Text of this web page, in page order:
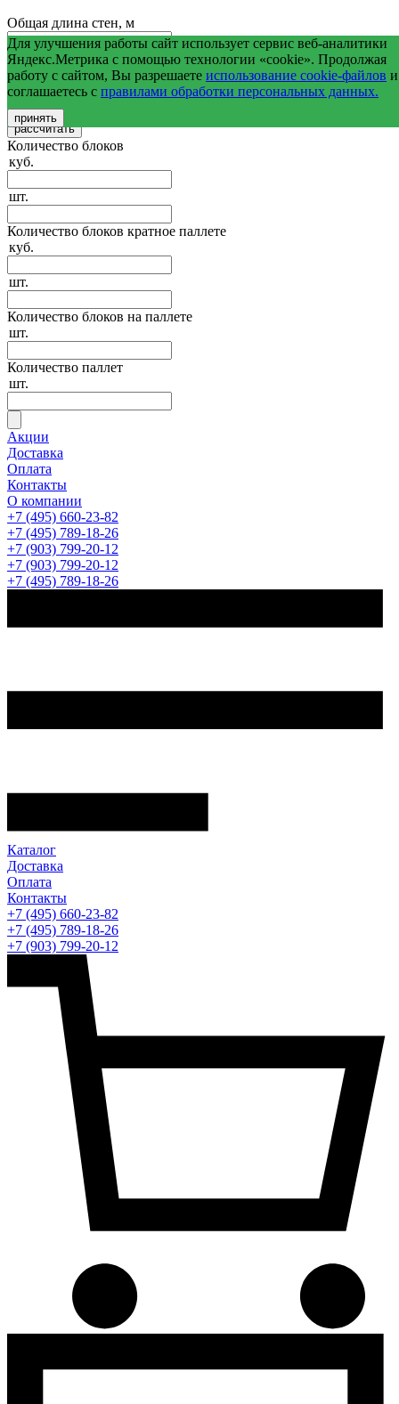
Общая длина стен, м
Средняя высота стен, м
Общая площадь оконных и дверных проемов, м2
Количество блоков
куб.
шт.
Количество блоков кратное паллете
куб.
шт.
Количество блоков на паллете
шт.
Количество паллет
шт.
Акции
Доставка
Оплата
Контакты
О компании
+7 (495) 660-23-82
+7 (495) 789-18-26
+7 (903) 799-20-12
+7 (903) 799-20-12
+7 (495) 789-18-26
Каталог
Доставка
Оплата
Контакты
+7 (495) 660-23-82
+7 (495) 789-18-26
+7 (903) 799-20-12
Для улучшения работы сайт использует сервис веб-аналитики
Яндекс.Метрика с помощью технологии «cookie». Продолжая
работу с сайтом, Вы разрешаете использование cookie-файлов и
соглашаетесь с правилами обработки персональных данных.
принять